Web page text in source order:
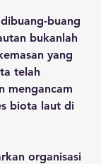
buang
bukanlah
yang
telah
mengancam
biota laut di
organisasi